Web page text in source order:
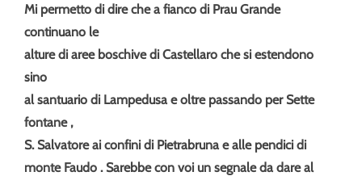
Mi permetto di dire che a fianco di Prau Grande
continuano le
alture di aree boschive di Castellaro che si estendono
sino
al santuario di Lampedusa e oltre passando per Sette
fontane ,
S. Salvatore ai confini di Pietrabruna e alle pendici di
monte Faudo . Sarebbe con voi un segnale da dare al